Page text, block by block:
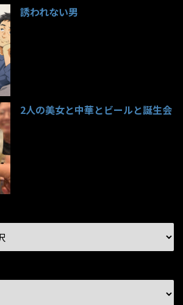
誘われない男
2人の美女と中華とビールと誕生会